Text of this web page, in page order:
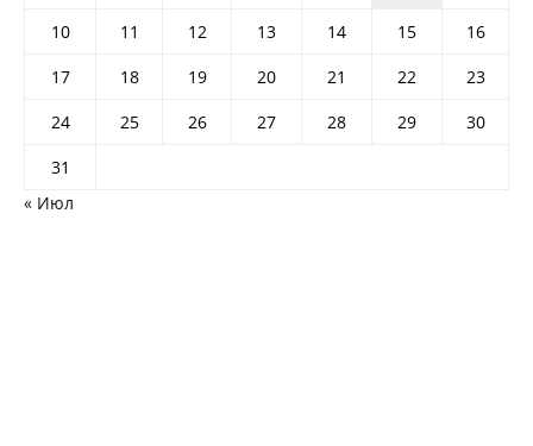
10
11 12 13 14 15
16
17
18 19 20 21 22
23
24
25 26 27 28 29
30
31
« Июл